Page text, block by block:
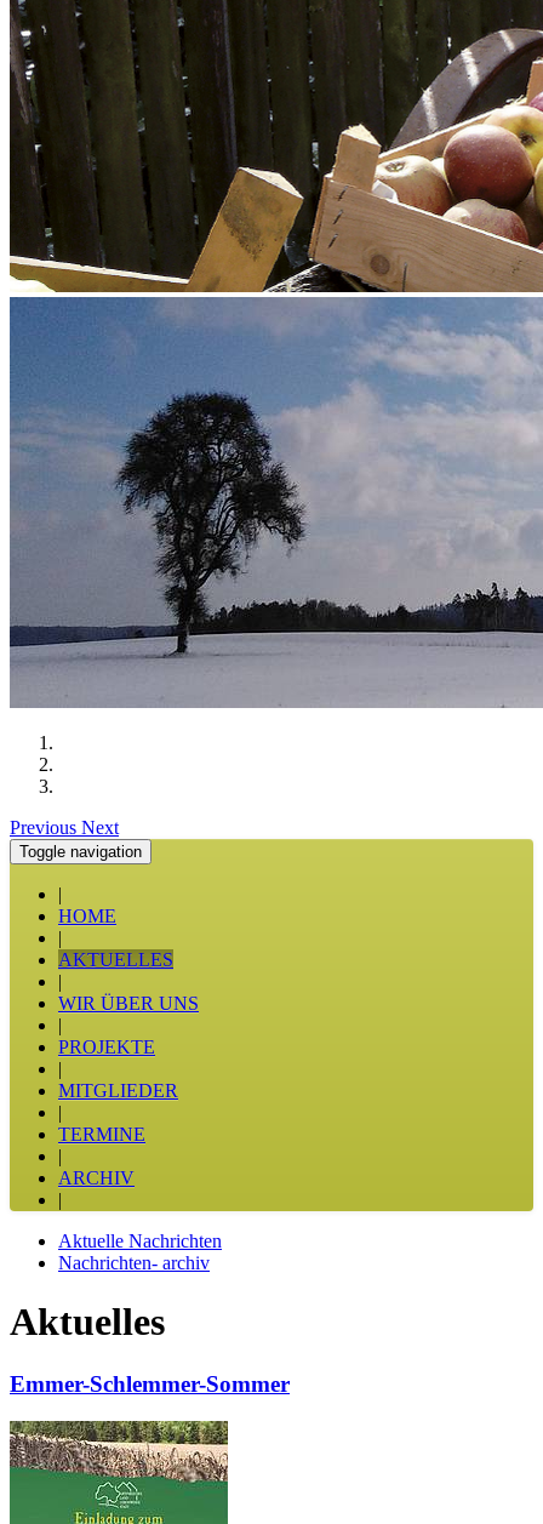
Previous Next
Toggle navigation
|
HOME
|
AKTUELLES
|
WIR ÜBER UNS
|
PROJEKTE
|
MITGLIEDER
|
TERMINE
|
ARCHIV
|
Aktuelle Nachrichten
Nachrichten- archiv
Aktuelles
Emmer-Schlemmer-Sommer